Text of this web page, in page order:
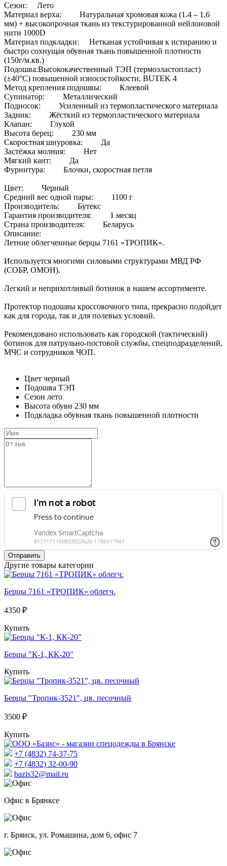
Сезон: Лето
Материал верха: Натуральная хромовая кожа (1.4 – 1.6
мм) + высокопрочная ткань из текстурированной нейлоновой
нити 1000D
Материал подкладки: Нетканая устойчивая к истиранию и
быстро сохнущая обувная ткань повышенной плотности
(150г/м.кв.)
Подошва:Высококачественный ТЭП (термоэластопласт)
(±40°С) повышенной износостойкости, BUTEK 4
Метод крепления подошвы: Клеевой
Супинатор: Металлический
Подносок: Усиленный из термопластического материала
Задник: Жёсткий из термопластического материала
Клапан: Глухой
Высота берец: 230 мм
Скоростная шнуровка: Да
Застёжка молния: Нет
Мягкий кант: Да
Фурнитура: Блочки, скоростная петля
Цвет: Черный
Средний вес одной пары: 1100 г
Производитель: Бутекс
Гарантия производителя: 1 месяц
Страна производителя: Беларусь
Описание:
Летние облегченные берцы 7161 «ТРОПИК».
Используется многими силовыми структурами МВД РФ
(СОБР, ОМОН).
Легкий и неприхотливый ботинок в нашем ассортименте.
Протектор подошвы кроссовочного типа, прекрасно подойдет
как для города, так и для полевых условий.
Рекомендовано использовать как городской (тактический)
ботинок для патрульно-постовой службы, спецподразделений,
МЧС и сотрудников ЧОП.
Цвет черный
Подошва ТЭП
Сезон лето
Высота обуви 230 мм
Подкладка обувная ткань повышенной плотности
Отправить
Другие товары категории
Берцы 7161 «ТРОПИК» облегч.
4350 ₽
Купить
Берцы "К-1, КК-20"
Купить
Берцы "Тропик-3521", цв. песочный
3500 ₽
Купить
+7 (4832) 74-37-75
+7 (4832) 32-00-90
bazis32@mail.ru
Офис в Брянксе
г. Брянск, ул. Ромашина, дом 6, офис 7